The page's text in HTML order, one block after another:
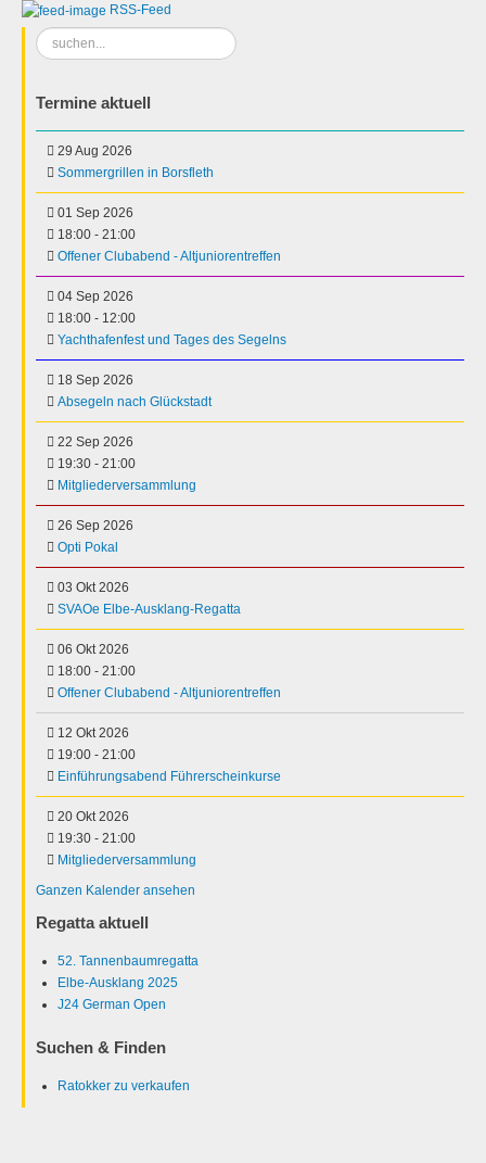
RSS-Feed
Suchen
...
Termine aktuell
29 Aug 2026
Sommergrillen in Borsfleth
01 Sep 2026
18:00 - 21:00
Offener Clubabend - Altjuniorentreffen
04 Sep 2026
18:00 - 12:00
Yachthafenfest und Tages des Segelns
18 Sep 2026
Absegeln nach Glückstadt
22 Sep 2026
19:30 - 21:00
Mitgliederversammlung
26 Sep 2026
Opti Pokal
03 Okt 2026
SVAOe Elbe-Ausklang-Regatta
06 Okt 2026
18:00 - 21:00
Offener Clubabend - Altjuniorentreffen
12 Okt 2026
19:00 - 21:00
Einführungsabend Führerscheinkurse
20 Okt 2026
19:30 - 21:00
Mitgliederversammlung
Ganzen Kalender ansehen
Regatta aktuell
52. Tannenbaumregatta
Elbe-Ausklang 2025
J24 German Open
Suchen & Finden
Ratokker zu verkaufen